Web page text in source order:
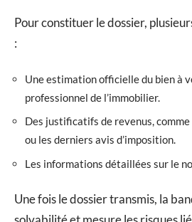
Pour constituer le dossier,
:
Une estimation officielle du bien à
professionnel de l’immobilier.
Des justificatifs de revenus,
ou les derniers avis d’imposition.
Les informations détaillées sur le
Une fois le dossier transmis, la